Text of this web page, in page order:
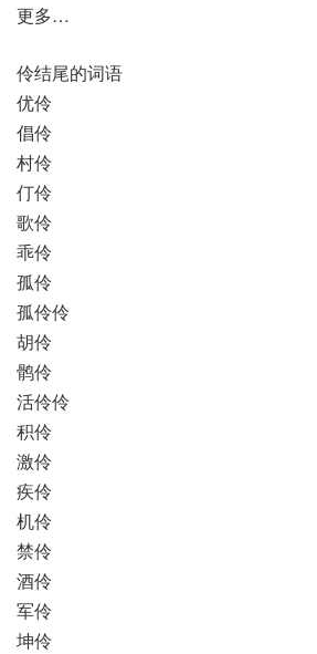
更多…
伶结尾的词语
优伶
倡伶
村伶
仃伶
歌伶
乖伶
孤伶
孤伶伶
胡伶
鹘伶
活伶伶
积伶
激伶
疾伶
机伶
禁伶
酒伶
军伶
坤伶